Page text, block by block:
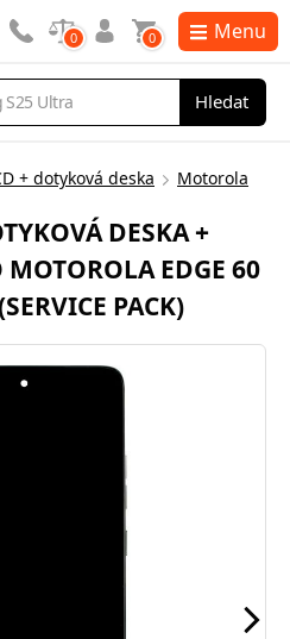
Hledat
0 0 Menu
+ dotyková deska Motorola
DESKA +
MOTOROLA EDGE 60
PACK)